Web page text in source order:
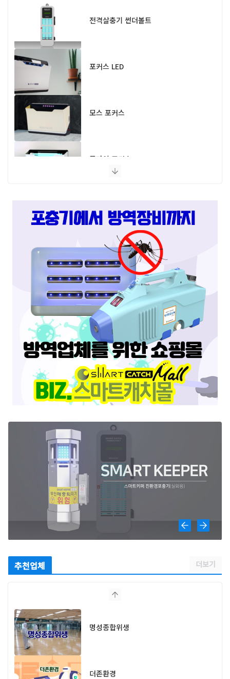
전격살충기 썬더볼트
포커스 LED
모스 포커스
플라이 포커스
스마트키퍼 UV LED 고급형
추천업체 더보기
명성종합위생
더존환경